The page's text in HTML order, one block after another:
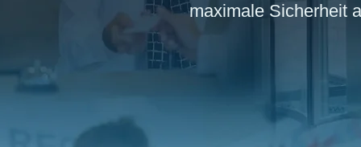
maximale Sicherheit